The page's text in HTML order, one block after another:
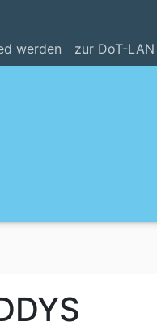
werden zur DoT-LAN